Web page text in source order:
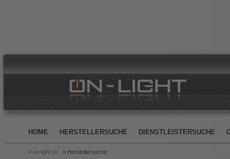
HOME HERSTELLERSUCHE DIENSTLEISTERSUCHE
> on-light.de > Herstellersuche